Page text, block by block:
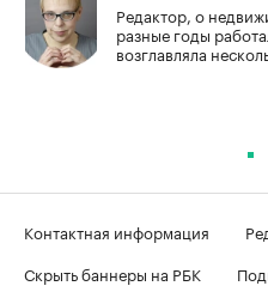
Редактор, о
разные годы
возглавляла
Контактная информация
Скрыть баннеры на РБК